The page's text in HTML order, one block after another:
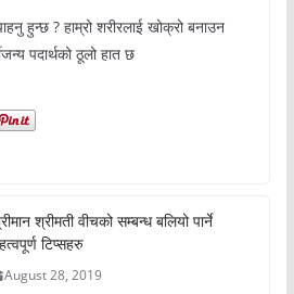
हुन्छ ? हाम्रो शरीरलाई खोक्रो बनाउन
पदार्थको ठूलो हात छ
श्रीमती वीचको सम्बन्ध बलियो पार्ने
टिप्सहरु
August 28, 2019